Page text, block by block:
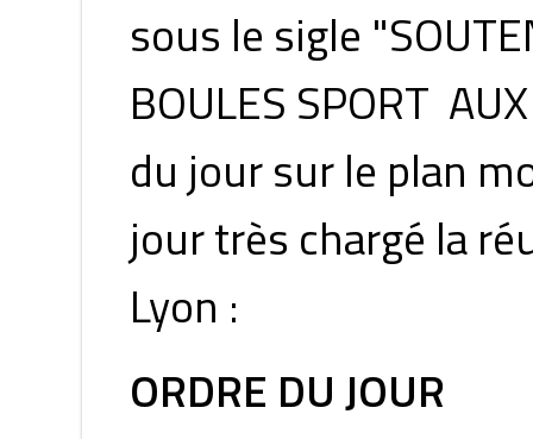
sous le sigle
BOULES SPORT
du jour sur le plan
jour très chargé la
Lyon :
ORDRE DU JOUR